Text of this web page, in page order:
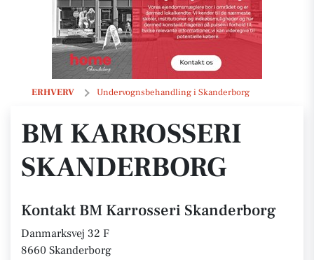
ERHVERV Undervognsbehandling i Skanderborg
BM Karrosseri Skanderborg
BM KARROSSERI
SKANDERBORG
Kontakt BM Karrosseri Skanderborg
Danmarksvej 32 F
8660 Skanderborg